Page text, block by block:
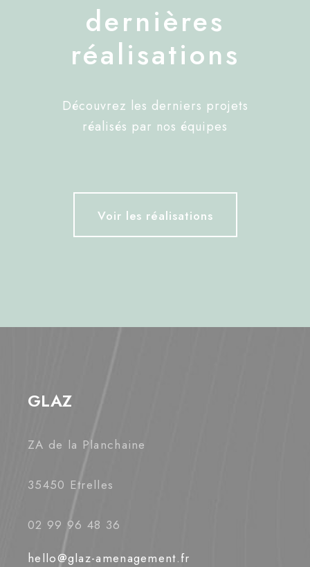
dernières
réalisations
Découvrez les derniers projets
réalisés par nos équipes
Voir les réalisations
GLAZ
ZA de la Planchaine
35450 Etrelles
02 99 96 48 36
hello@glaz-amenagement.fr